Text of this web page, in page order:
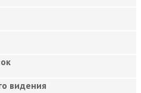
видения